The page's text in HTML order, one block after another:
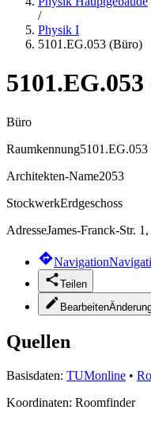
/
Physik I
5101.EG.053 (Büro)
Büro
Raumkennung5101.EG.053
Architekten-Name2053
StockwerkErdgeschoss
AdresseJames-Franck-Str.
Navigation
Teilen
Bearbeiten
Quellen
Basisdaten: TUMonline •
Koordinaten: Roomfinder